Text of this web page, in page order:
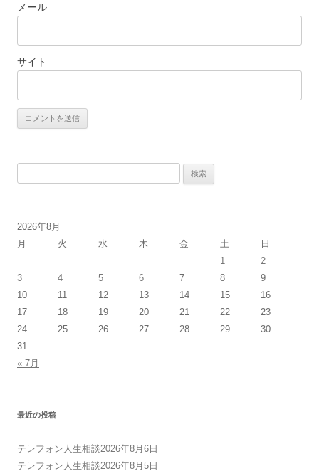
メール
サイト
2026年8月
月
火 水 木 金 土
日
1
2
3
4 5 6 7 8
9
10
11 12 13 14 15
16
17
18 19 20 21 22
23
24
25 26 27 28 29
30
31
« 7月
最近の投稿
テレフォン人生相談2026年8月6日
テレフォン人生相談2026年8月5日